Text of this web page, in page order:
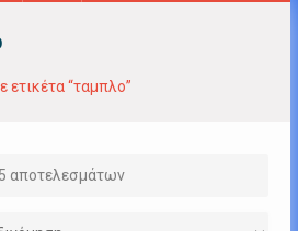
ετικέτα “ταμπλο”
αποτελεσμάτων